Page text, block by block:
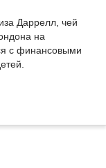
Даррелл, чей
на
с финансовыми